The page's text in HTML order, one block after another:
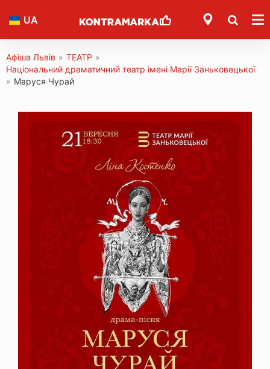
UA
Афіша Львів » ТЕАТР »
Національний драматичний театр імені Марії Заньковецької
» Маруся Чурай